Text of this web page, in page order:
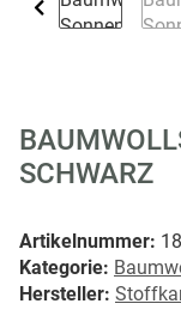
SCHWARZ
Artikelnummer:
Kategorie:
Hersteller: